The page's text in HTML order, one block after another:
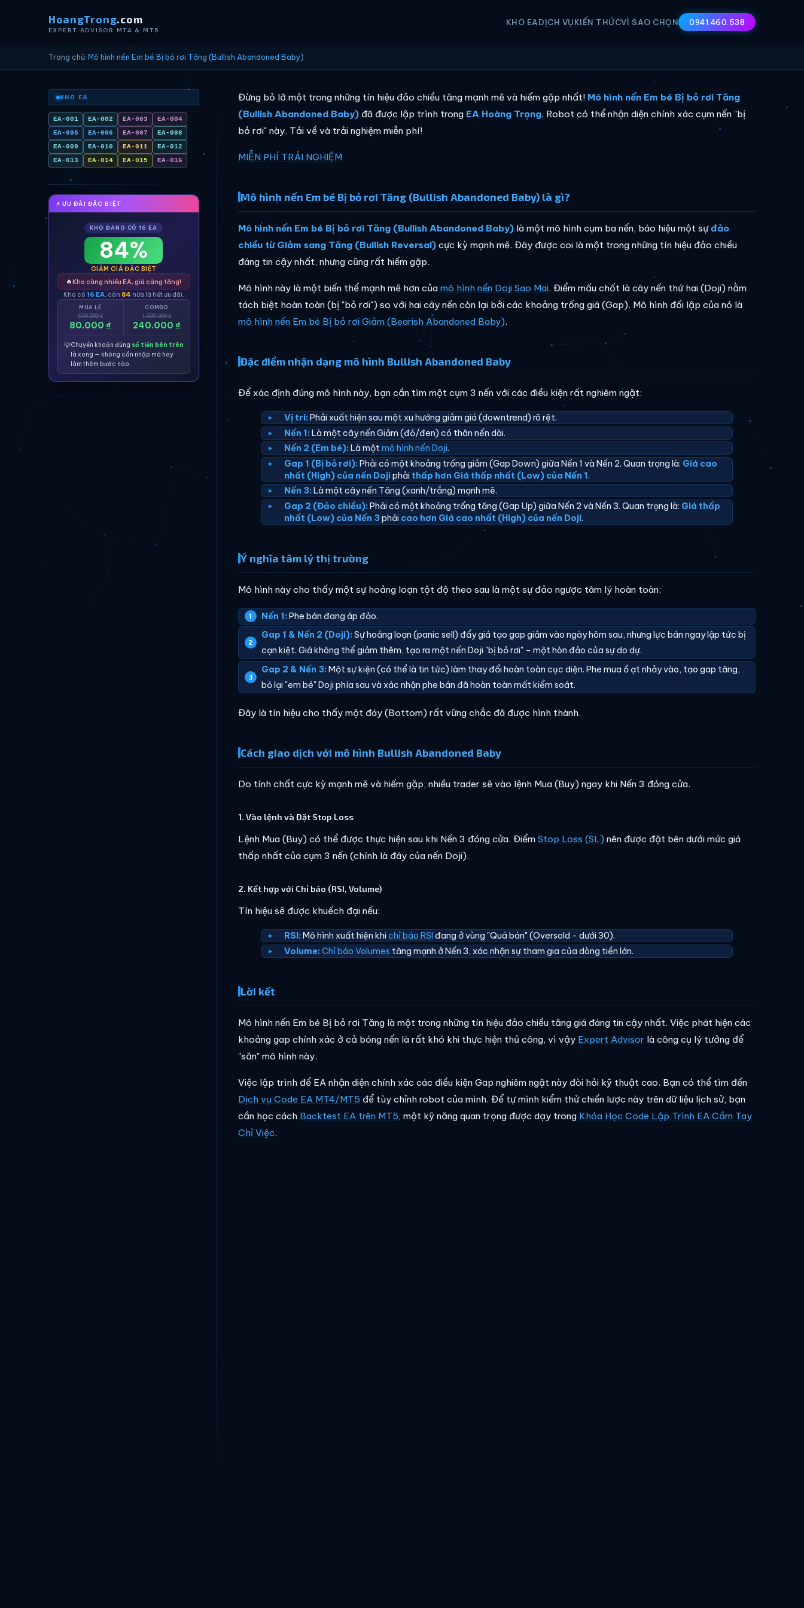
HoangTrong.com
EXPERT ADVISOR MT4 & MT5
KHO EADỊCH VỤKIẾN THỨCVÌ SAO CHỌN 0941.460.538
Trang chủ› Mô hình nến Em bé Bị bỏ rơi Tăng (Bullish Abandoned Baby)
KHO EA
EA-001 EA-002 EA-003
EA-004
EA-005
EA-006 EA-007
EA-008
EA-009
EA-010 EA-011
EA-012
EA-013
EA-014 EA-015 EA-016
⚡ ƯU ĐÃI ĐẶC BIỆT
KHO ĐANG CÓ 16 EA
84%
GIẢM GIÁ ĐẶC BIỆT
🔥Kho càng nhiều EA, giá càng tăng!
Kho có 16 EA, còn 84 nữa là hết ưu đãi.
MUA LẺ
500.000 ₫
80.000 ₫
COMBO
1.500.000 ₫
240.000 ₫
💡Chuyển khoản đúng số tiền bên trên
là xong — không cần nhập mã hay
làm thêm bước nào.
Đừng bỏ lỡ một trong những tín hiệu đảo chiều tăng mạnh mẽ và hiếm gặp nhất! Mô hình nến Em bé Bị bỏ rơi Tăng
(Bullish Abandoned Baby)đã được lập trình trong EA Hoàng Trọng. Robot có thể nhận diện chính xác cụm nến "bị
bỏ rơi" này. Tải về và trải nghiệm miễn phí!
MIỄN PHÍ TRẢI NGHIỆM
Mô hình nến Em bé Bị bỏ rơi Tăng (Bullish Abandoned Baby) là gì?
Mô hình nến Em bé Bị bỏ rơi Tăng (Bullish Abandoned Baby)là một mô hình cụm ba nến, báo hiệu một sựđảo
chiều từ Giảm sang Tăng (Bullish Reversal)cực kỳ mạnh mẽ. Đây được coi là một trong những tín hiệu đảo chiều
đáng tin cậy nhất, nhưng cũng rất hiếm gặp.
Mô hình này là một biến thể mạnh mẽ hơn của mô hình nến Doji Sao Mai. Điểm mấu chốt là cây nến thứ hai (Doji) nằm
tách biệt hoàn toàn (bị "bỏ rơi") so với hai cây nến còn lại bởi các khoảng trống giá (Gap). Mô hình đối lập của nó là
mô hình nến Em bé Bị bỏ rơi Giảm (Bearish Abandoned Baby).
Đặc điểm nhận dạng mô hình Bullish Abandoned Baby
Để xác định đúng mô hình này, bạn cần tìm một cụm 3 nến với các điều kiện rất nghiêm ngặt:
Vị trí:Phải xuất hiện sau một xu hướng giảm giá (downtrend) rõ rệt.
Nến 1:Là một cây nến Giảm (đỏ/đen) có thân nến dài.
Nến 2 (Em bé):Là mộtmô hình nến Doji.
Gap 1 (Bị bỏ rơi):Phải có một khoảng trống giảm (Gap Down) giữa Nến 1 và Nến 2. Quan trọng là: Giá cao
nhất (High) của nến Dojiphải thấp hơn Giá thấp nhất (Low) của Nến 1.
Nến 3: Là một cây nến Tăng (xanh/trắng) mạnh mẽ.
Gap 2 (Đảo chiều):Phải có một khoảng trống tăng (Gap Up) giữa Nến 2 và Nến 3. Quan trọng là: Giá thấp
nhất (Low) của Nến 3phải cao hơn Giá cao nhất (High) của nến Doji.
Ý nghĩa tâm lý thị trường
Mô hình này cho thấy một sự hoảng loạn tột độ theo sau là một sự đảo ngược tâm lý hoàn toàn:
Nến 1:Phe bán đang áp đảo.
Gap 1 & Nến 2 (Doji):Sự hoảng loạn (panic sell) đẩy giá tạo gap giảm vào ngày hôm sau, nhưng lực bán ngay lập tức bị
cạn kiệt. Giá không thể giảm thêm, tạo ra một nến Doji "bị bỏ rơi" – một hòn đảo của sự do dự.
Gap 2 & Nến 3:Một sự kiện (có thể là tin tức) làm thay đổi hoàn toàn cục diện. Phe mua ồ ạt nhảy vào, tạo gap tăng,
bỏ lại "em bé" Doji phía sau và xác nhận phe bán đã hoàn toàn mất kiểm soát.
Đây là tín hiệu cho thấy một đáy (Bottom) rất vững chắc đã được hình thành.
Cách giao dịch với mô hình Bullish Abandoned Baby
Do tính chất cực kỳ mạnh mẽ và hiếm gặp, nhiều trader sẽ vào lệnh Mua (Buy) ngay khi Nến 3 đóng cửa.
1. Vào lệnh và Đặt Stop Loss
Lệnh Mua (Buy) có thể được thực hiện sau khi Nến 3 đóng cửa. Điểm Stop Loss (SL)nên được đặt bên dưới mức giá
thấp nhất của cụm 3 nến (chính là đáy của nến Doji).
2. Kết hợp với Chỉ báo (RSI, Volume)
Tín hiệu sẽ được khuếch đại nếu:
RSI: Mô hình xuất hiện khichỉ báo RSI đang ở vùng "Quá bán" (Oversold - dưới 30).
Volume:Chỉ báo Volumes tăng mạnh ở Nến 3, xác nhận sự tham gia của dòng tiền lớn.
Lời kết
Mô hình nến Em bé Bị bỏ rơi Tăng là một trong những tín hiệu đảo chiều tăng giá đáng tin cậy nhất. Việc phát hiện các
khoảng gap chính xác ở cả bóng nến là rất khó khi thực hiện thủ công, vì vậy Expert Advisor là công cụ lý tưởng để
"săn" mô hình này.
Việc lập trình để EA nhận diện chính xác các điều kiện Gap nghiêm ngặt này đòi hỏi kỹ thuật cao. Bạn có thể tìm đến
Dịch vụ Code EA MT4/MT5 để tùy chỉnh robot của mình. Để tự mình kiểm thử chiến lược này trên dữ liệu lịch sử, bạn
cần học cách Backtest EA trên MT5, một kỹ năng quan trọng được dạy trong Khóa Học Code Lập Trình EA Cầm Tay
Chỉ Việc.